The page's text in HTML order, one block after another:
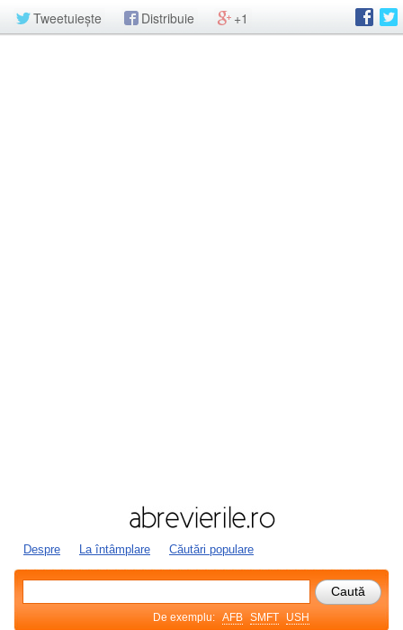
Tweetuiește Distribuie +1
Despre La întâmplare Căutări populare
De exemplu: AFB SMFT USH